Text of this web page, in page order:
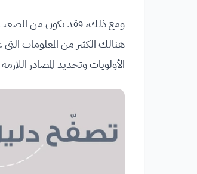
ومع ذلك، فقد يكون من الصعب
هنالك الكثير من المعلومات
الأولويات وتحديد المصادر